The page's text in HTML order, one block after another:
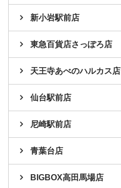
新小岩駅前店
東急百貨店さっぽろ店
天王寺あべのハルカス店
仙台駅前店
尼崎駅前店
青葉台店
BIGBOX高田馬場店